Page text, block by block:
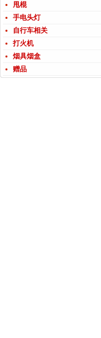
甩棍
手电头灯
自行车相关
打火机
烟具烟盒
赠品